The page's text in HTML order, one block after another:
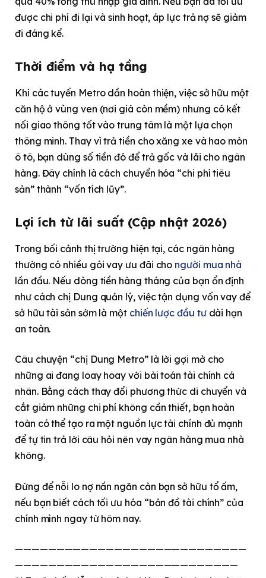
được chi phí đi lại và sinh hoạt, áp lực trả nợ sẽ giảm
đi đáng kể.
Thời điểm và hạ tầng
Khi các tuyến Metro dần hoàn thiện, việc sở hữu một
căn hộ ở vùng ven (nơi giá còn mềm) nhưng có kết
nối giao thông tốt vào trung tâm là một lựa chọn
thông minh. Thay vì trả tiền cho xăng xe và hao mòn
ô tô, bạn dùng số tiền đó để trả gốc và lãi cho ngân
hàng. Đây chính là cách chuyển hóa “chi phí tiêu
sản” thành “vốn tích lũy”.
Lợi ích từ lãi suất (Cập nhật 2026)
Trong bối cảnh thị trường hiện tại, các ngân hàng
thường có nhiều gói vay ưu đãi cho người mua nhà
lần đầu. Nếu dòng tiền hàng tháng của bạn ổn định
như cách chị Dung quản lý, việc tận dụng vốn vay để
sở hữu tài sản sớm là một chiến lược đầu tưdài hạn
an toàn.
Câu chuyện “chị Dung Metro” là lời gợi mở cho
những ai đang loay hoay với bài toán tài chính cá
nhân. Bằng cách thay đổi phương thức di chuyển và
cắt giảm những chi phí không cần thiết, bạn hoàn
toàn có thể tạo ra một nguồn lực tài chính đủ mạnh
để tự tin trả lời câu hỏi nên vay ngân hàng mua nhà
không.
Đừng để nỗi lo nợ nần ngăn cản bạn sở hữu tổ ấm,
nếu bạn biết cách tối ưu hóa “bản đồ tài chính” của
chính mình ngay từ hôm nay.
————————————————————————————
———————————————————————————